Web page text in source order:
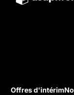
Offres d'intérim